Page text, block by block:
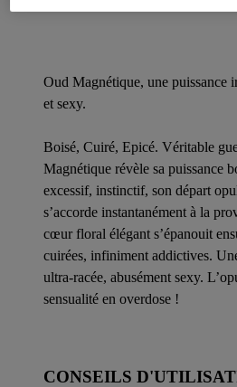
Oud Magnétique, une puissance
et sexy.
Boisé, Cuiré, Epicé. Véritable
Magnétique révèle sa puissance
excessif, instinctif, son départ
s’accorde instantanément à la
cœur floral élégant s’épanouit
cuirées, infiniment addictives.
ultra-racée, abusément sexy.
sensualité en overdose !
CONSEILS